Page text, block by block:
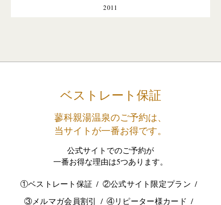
2011
ベストレート保証
蓼科親湯温泉のご予約は、
当サイトが一番お得です。
公式サイトでのご予約が
一番お得な理由は5つあります。
①ベストレート保証
②公式サイト限定プラン
③メルマガ会員割引
④リピーター様カード